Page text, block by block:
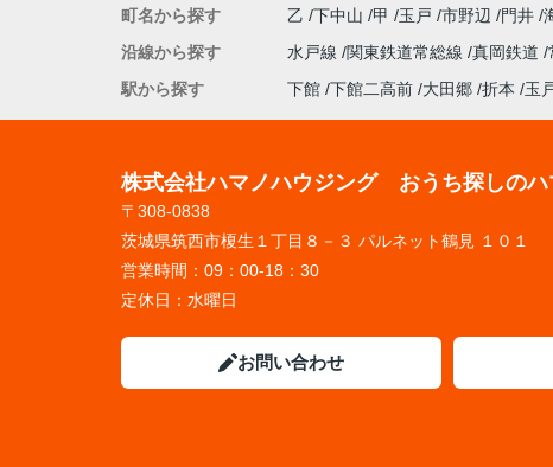
町名から探す
乙 下中山 甲 玉戸 市野辺 門井
沿線から探す
水戸線 関東鉄道常総線 真岡鉄道
駅から探す
下館 下館二高前 大田郷 折本 玉
株式会社ハマノハウジング おうち探しのハ
〒308-0838
茨城県筑西市榎生１丁目８－３ パルネット鶴見 １０１
営業時間： 09：00-18：30
定休日： 水曜日
お問い合わせ